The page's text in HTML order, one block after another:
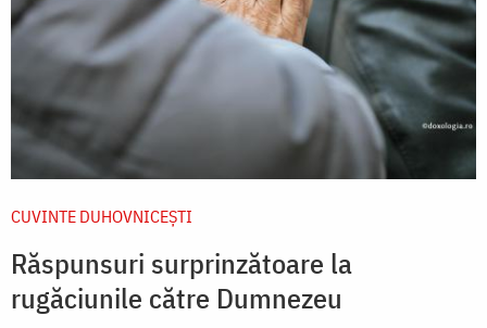
CUVINTE DUHOVNICEȘTI
Răspunsuri surprinzătoare la
rugăciunile către Dumnezeu